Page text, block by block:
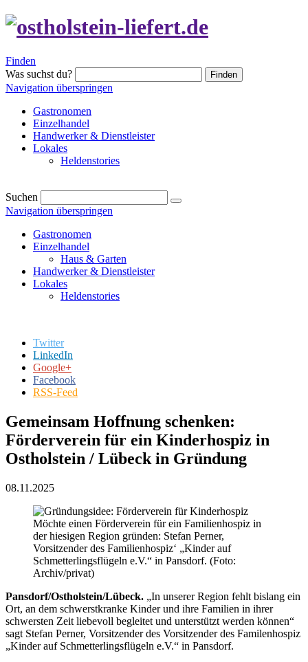
Finden
Was suchst du?
Finden
Navigation überspringen
Gastronomen
Einzelhandel
Handwerker & Dienstleister
Lokales
Heldenstories
Suchen
Navigation überspringen
Gastronomen
Einzelhandel
Haus & Garten
Handwerker & Dienstleister
Lokales
Heldenstories
Twitter
LinkedIn
Google+
Facebook
RSS-Feed
Gemeinsam Hoffnung schenken:
Förderverein für ein Kinderhospiz in
Ostholstein / Lübeck in Gründung
08.11.2025
Möchte einen Förderverein für ein Familienhospiz in
der hiesigen Region gründen: Stefan Perner,
Vorsitzender des Familienhospiz‘ „Kinder auf
Schmetterlingsflügeln e.V.“ in Pansdorf. (Foto:
Archiv/privat)
Pansdorf/Ostholstein/Lübeck. „In unserer Region fehlt bislang ein
Ort, an dem schwerstkranke Kinder und ihre Familien in ihrer
schwersten Zeit liebevoll begleitet und unterstützt werden können“
sagt Stefan Perner, Vorsitzender des Vorsitzender des Familenhospiz
„Kinder auf Schmetterlingsflügeln e.V.“ in Pansdorf.